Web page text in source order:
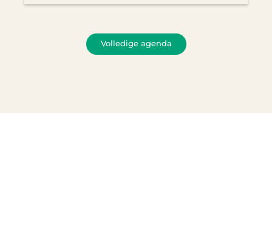
Volledige agenda